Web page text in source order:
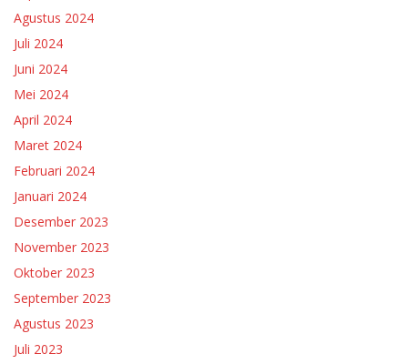
Agustus 2024
Juli 2024
Juni 2024
Mei 2024
April 2024
Maret 2024
Februari 2024
Januari 2024
Desember 2023
November 2023
Oktober 2023
September 2023
Agustus 2023
Juli 2023